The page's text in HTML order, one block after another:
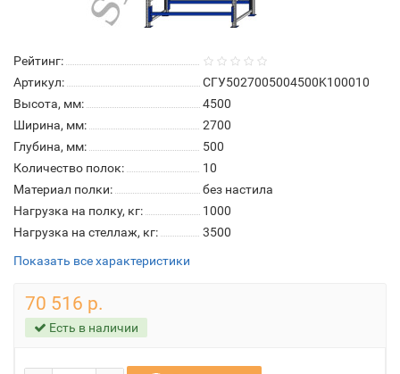
Рейтинг:
Артикул:
СГУ5027005004500K100010
Высота, мм:
4500
Ширина, мм:
2700
Глубина, мм:
500
Количество полок:
10
Материал полки:
без настила
Нагрузка на полку, кг:
1000
Нагрузка на стеллаж, кг:
3500
Показать все характеристики
70 516 р.
Есть в наличии